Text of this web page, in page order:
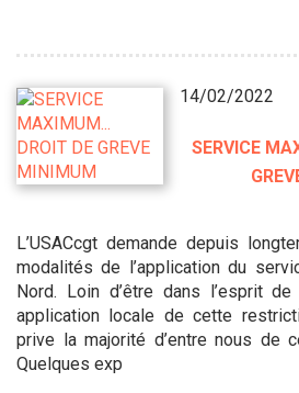
14/02/2022
SERVICE
L’USACcgt demande depuis
modalités de l’application du
Nord. Loin d’être dans l’esprit
application locale de cette
prive la majorité d’entre nous de
Quelques exp